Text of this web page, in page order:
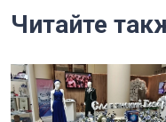
Читайте